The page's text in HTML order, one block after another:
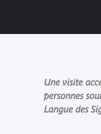
Une visite
personnes
Langue des